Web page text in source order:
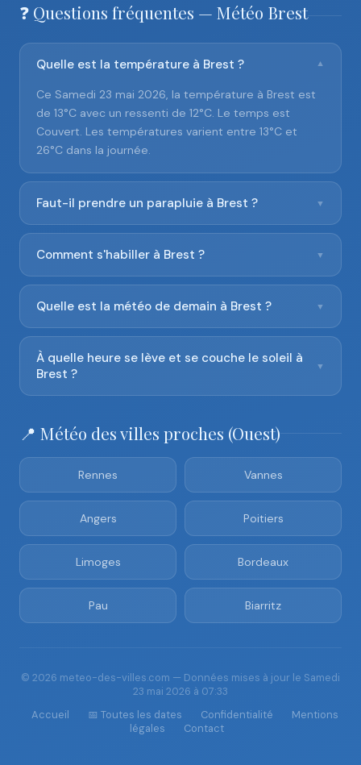
❓ Questions fréquentes — Météo Brest
Quelle est la température à Brest ? ▼
Ce Samedi 23 mai 2026, la température à Brest est
de 13°C avec un ressenti de 12°C. Le temps est
Couvert. Les températures varient entre 13°C et
26°C dans la journée.
Faut-il prendre un parapluie à Brest ? ▼
Comment s'habiller à Brest ? ▼
Quelle est la météo de demain à Brest ? ▼
À quelle heure se lève et se couche le soleil à
Brest ?
▼
📍 Météo des villes proches (Ouest)
Rennes Vannes
Angers Poitiers
Limoges Bordeaux
Pau Biarritz
© 2026 meteo-des-villes.com — Données mises à jour le Samedi
23 mai 2026 à 07:33
Accueil
📅 Toutes les dates Confidentialité
Mentions
légales
Contact